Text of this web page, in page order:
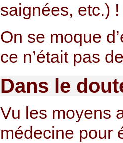
saignées, etc.) !
On se moque
ce n’était pas
Dans le
Vu les moyens
médecine pour